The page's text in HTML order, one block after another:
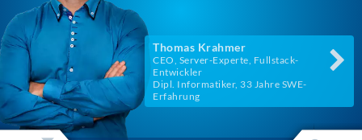
Thomas Krahmer
CEO, Server-Experte, Fullstack-
Entwickler
Dipl. Informatiker, 33 Jahre SWE-
Erfahrung